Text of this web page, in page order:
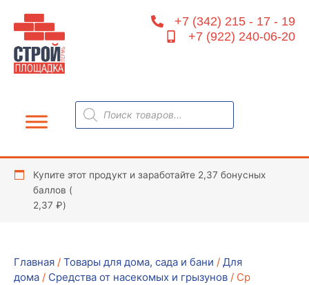
содержимому
+7 (342) 215 - 17 - 19
+7 (922) 240-06-20
Поиск
товаров
Купите этот продукт и заработайте 2,37 бонусных
баллов (
2,37 ₽)
Главная / Товары для дома, сада и бани / Для
дома / Средства от насекомых и грызунов / Ср